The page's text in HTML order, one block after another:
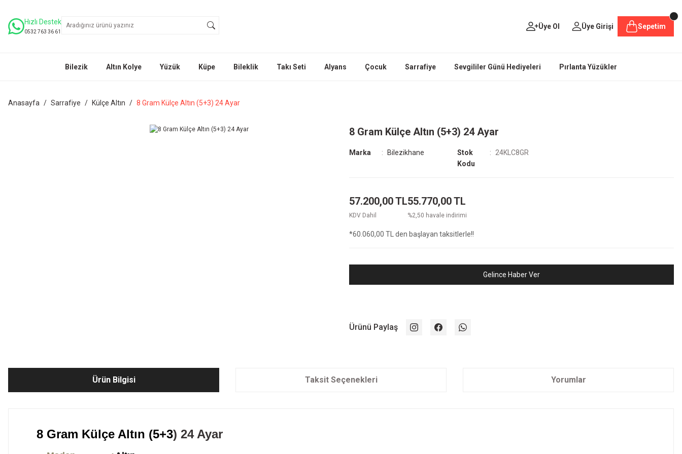
Hızlı Destek
0532 763 36 61
Üye Ol Üye Girişi Sepetim
Bilezik Altın Kolye Yüzük Küpe Bileklik Takı Seti Alyans Çocuk Sarrafiye Sevgililer Günü Hediyeleri Pırlanta Yüzükler
Anasayfa Sarrafiye Külçe Altın 8 Gram Külçe Altın (5+3) 24 Ayar
8 Gram Külçe Altın (5+3) 24 Ayar
Marka Bilezikhane
Stok
Kodu
24KLC8GR
57.200,00 TL
KDV Dahil
55.770,00 TL
%2,50 havale indirimi
*60.060,00 TL den başlayan taksitlerle!!
Gelince Haber Ver
Ürünü Paylaş
Ürün Bilgisi Taksit Seçenekleri Yorumlar
8 Gram Külçe Altın (5+3) 24 Ayar